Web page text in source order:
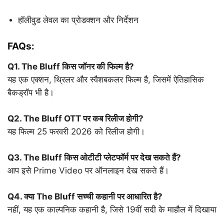
हॉलीवुड लेवल का प्रोडक्शन और निर्देशन
FAQs:
Q1. The Bluff किस जॉनर की फिल्म है?
यह एक एक्शन, थ्रिलर और स्वैशबकलर फिल्म है, जिसमें ऐतिहासिक
बैकड्रॉप भी है।
Q2. The Bluff OTT पर कब रिलीज होगी?
यह फिल्म 25 फरवरी 2026 को रिलीज होगी।
Q3. The Bluff किस ओटीटी प्लेटफॉर्म पर देख सकते हैं?
आप इसे Prime Video पर ऑनलाइन देख सकते हैं।
Q4. क्या The Bluff सच्ची कहानी पर आधारित है?
नहीं, यह एक काल्पनिक कहानी है, जिसे 19वीं सदी के माहौल में दिखाया